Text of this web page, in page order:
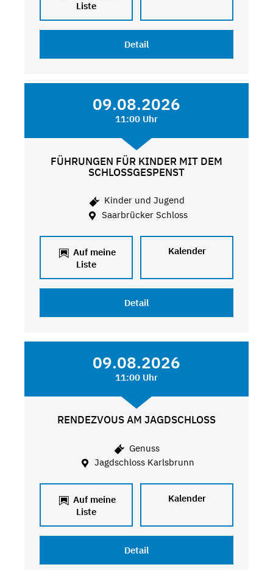
Liste
Detail
09.08.2026
11:00 Uhr
FÜHRUNGEN FÜR KINDER MIT DEM
SCHLOSSGESPENST
Kinder und Jugend
Saarbrücker Schloss
Auf meine
Liste
Kalender
Detail
09.08.2026
11:00 Uhr
RENDEZVOUS AM JAGDSCHLOSS
Genuss
Jagdschloss Karlsbrunn
Auf meine
Liste
Kalender
Detail